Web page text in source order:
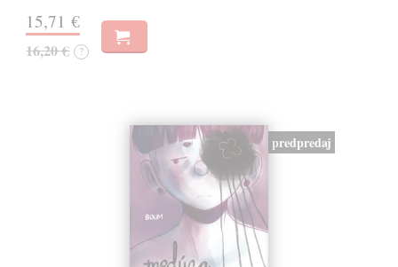
15,71 €
16,20 € ?
predpredaj